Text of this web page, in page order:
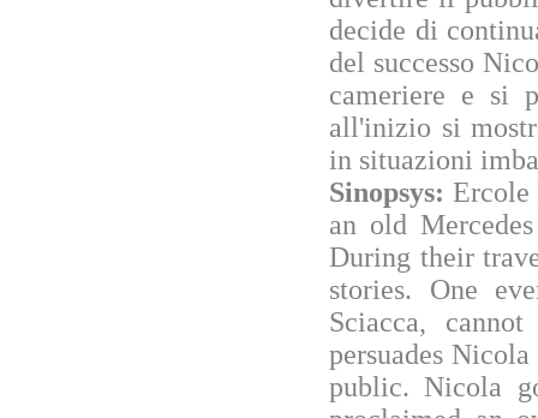
decide di
del successo
cameriere e si
all'inizio si
in situazioni
Sinopsys: Ercole
an old
During their
stories. One
Sciacca,
persuades
public. Nicola